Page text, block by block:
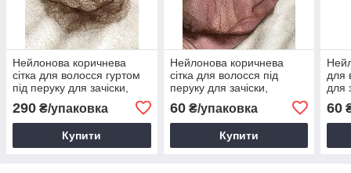
Нейлонова коричнева
сітка для волосся гуртом
під перуку для зачіски,
стрижки, фарбування,сна
чи танцівник
290 ₴/упаковка
Купити
Нейлонова коричнева
сітка для волосся під
перуку для зачіски,
обладнання або танців
60₴/упаковка
Купити
для
для
60